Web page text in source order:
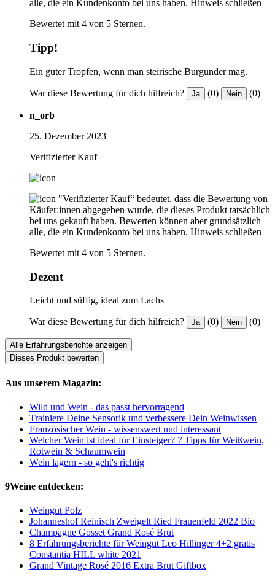
alle, die ein Kundenkonto bei uns haben. Hinweis schließen
Bewertet mit 4 von 5 Sternen.
Tipp!
Ein guter Tropfen, wenn man steirische Burgunder mag.
War diese Bewertung für dich hilfreich? Ja (0) Nein (0)
n_orb
25. Dezember 2023
Verifizierter Kauf
"Verifizierter Kauf“ bedeutet, dass die Bewertung von
Käufer:innen abgegeben wurde, die dieses Produkt tatsächlich
bei uns gekauft haben. Bewerten können aber grundsätzlich
alle, die ein Kundenkonto bei uns haben. Hinweis schließen
Bewertet mit 4 von 5 Sternen.
Dezent
Leicht und süffig, ideal zum Lachs
War diese Bewertung für dich hilfreich? Ja (0) Nein (0)
Alle Erfahrungsberichte anzeigen
Dieses Produkt bewerten
Aus unserem Magazin:
Wild und Wein - das passt hervorragend
Trainiere Deine Sensorik und verbessere Dein Weinwissen
Französischer Wein - wissenswert und interessant
Welcher Wein ist ideal für Einsteiger? 7 Tipps für Weißwein,
Rotwein & Schaumwein
Wein lagern - so geht's richtig
9Weine entdecken:
Weingut Polz
Johanneshof Reinisch Zweigelt Ried Frauenfeld 2022 Bio
Champagne Gosset Grand Rosé Brut
8 Erfahrungsberichte für Weingut Leo Hillinger 4+2 gratis
Constantia HILL white 2021
Grand Vintage Rosé 2016 Extra Brut Giftbox